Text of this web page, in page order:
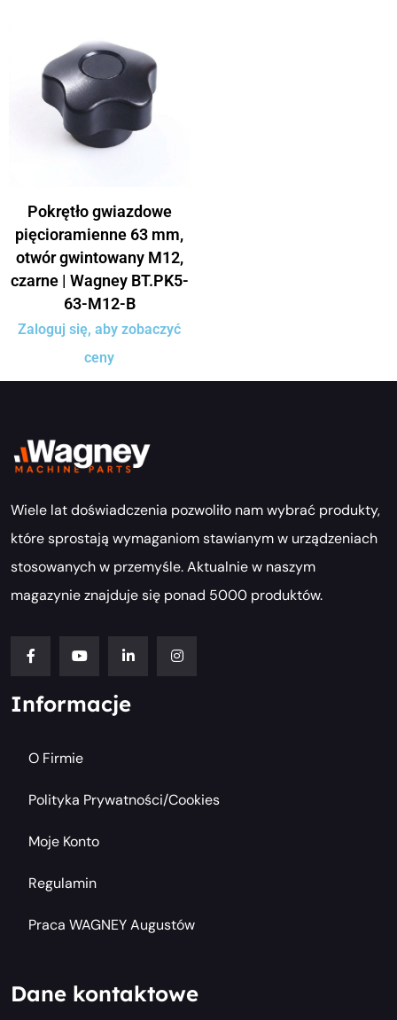
Pokrętło gwiazdowe
pięcioramienne 63 mm,
otwór gwintowany M12,
czarne | Wagney BT.PK5-
63-M12-B
Zaloguj się, aby zobaczyć
ceny
Wiele lat doświadczenia pozwoliło nam wybrać produkty,
które sprostają wymaganiom stawianym w urządzeniach
stosowanych w przemyśle. Aktualnie w naszym
magazynie znajduje się ponad 5000 produktów.
Informacje
O Firmie
Polityka Prywatności/cookies
Moje Konto
Regulamin
Praca WAGNEY Augustów
Dane kontaktowe